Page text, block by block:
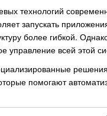
технологий
запускать
более гибкой.
управление всей этой
помогают